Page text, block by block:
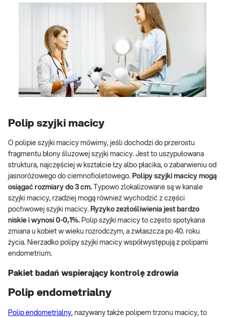
Polip szyjki macicy
O polipie szyjki macicy mówimy, jeśli dochodzi do przerostu
fragmentu błony śluzowej szyjki macicy. Jest to uszypułowana
struktura, najczęściej w kształcie łzy albo płacika, o zabarwieniu od
jasnoróżowego do ciemnofioletowego. Polipy szyjki macicy mogą
osiągać rozmiary do 3 cm. Typowo zlokalizowane są w kanale
szyjki macicy, rzadziej mogą również wychodzić z części
pochwowej szyjki macicy. Ryzyko zezłośliwienia jest bardzo
niskie i wynosi 0-0,1%. Polip szyjki macicy to często spotykana
zmiana u kobiet w wieku rozrodczym, a zwłaszcza po 40. roku
życia. Nierzadko polipy szyjki macicy współwystępują z polipami
endometrium.
Pakiet badań wspierający kontrolę zdrowia
Polip endometrialny
Polip endometrialny, nazywany także polipem trzonu macicy, to